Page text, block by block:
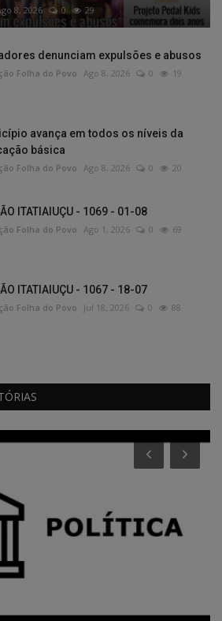
8, 2026 0 29
denunciam expulsões e abusos
Folha do Povo Ago 8, 2026 0 19
avança em todos os níveis da
básica
Folha do Povo Ago 8, 2026 0 20
ITATIAIUÇU - 1069 - 01-08
Folha do Povo Ago 1, 2026 0 69
ITATIAIUÇU - 1067 - 18-07
Folha do Povo Jul 18, 2026 0 88